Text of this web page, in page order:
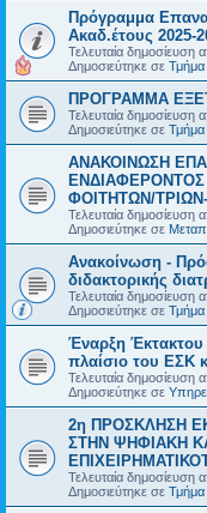
Πρόγραμμα
Ακαδ.έτους 2025-
Τελευταία δημοσίευση
Δημοσιεύτηκε σε Τμήμα
ΠΡΟΓΡΑΜΜΑ
Τελευταία δημοσίευση
Δημοσιεύτηκε σε Τμήμα
ΑΝΑΚΟΙΝΩΣΗ
ΕΝΔΙΑΦΕΡΟΝΤΟΣ
ΦΟΙΤΗΤΩΝ/
Τελευταία δημοσίευση
Δημοσιεύτηκε σε
Ανακοίνωση -
διδακτορικής
Τελευταία δημοσίευση
Δημοσιεύτηκε σε Τμήμα
Έναρξη Έκτακτου
πλαίσιο του ΕΣΚ
Τελευταία δημοσίευση
Δημοσιεύτηκε σε
2η ΠΡΟΣΚΛΗΣΗ
ΣΤΗΝ ΨΗΦΙΑΚΗ
Τελευταία δημοσίευση
Δημοσιεύτηκε σε Τμήμα